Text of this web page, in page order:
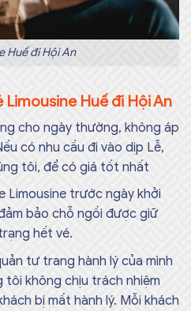
Huế đi Hội An
Huế đi Hội An
cho ngày thường, không áp
có nhu cầu đi vào dịp Lễ,
tôi, để có giá tốt nhất
Limousine trước ngày khởi
bảo chỗ ngồi được giữ
hết vé.
tư trang hành lý của mình
tôi không chịu trách nhiệm
bị mất hành lý. Mỗi khách